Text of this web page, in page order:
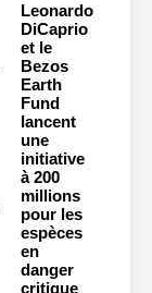
Leonardo
DiCaprio
et le
Bezos
Earth
Fund
lancent
une
initiative
à 200
millions
pour les
espèces
en
danger
critique